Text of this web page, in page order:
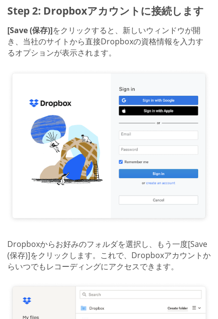
Step 2: Dropboxアカウントに接続します
[Save (保存)]をクリックすると、新しいウィンドウが開
き、当社のサイトから直接Dropboxの資格情報を入力す
るオプションが表示されます。
Dropboxからお好みのフォルダを選択し、もう一度[Save
(保存)]をクリックします。これで、Dropboxアカウントか
らいつでもレコーディングにアクセスできます。